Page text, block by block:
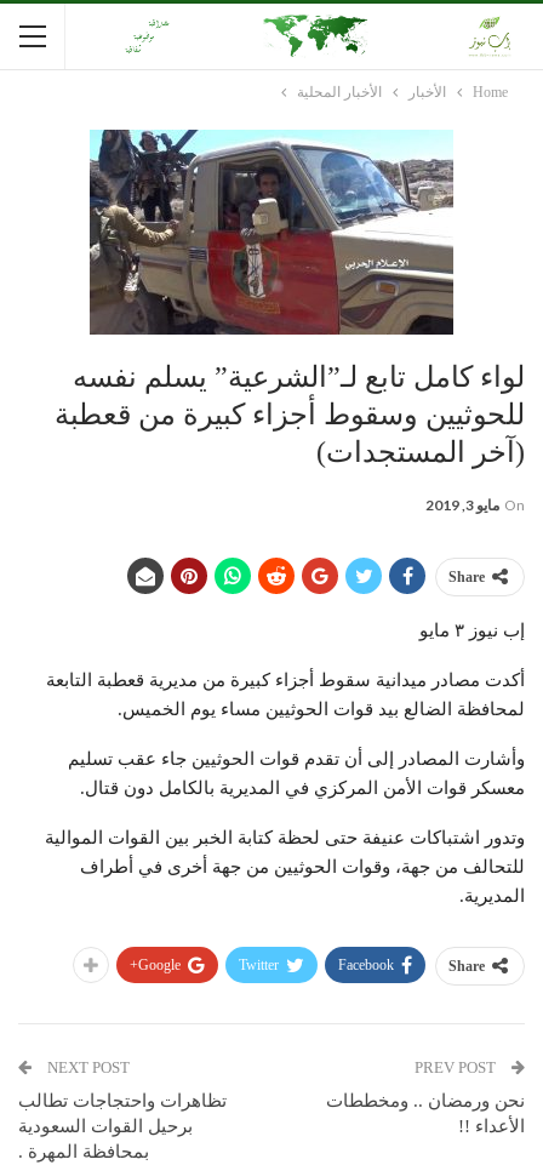
Home الأخبار الأخبار المحلية
لواء كامل تابع لـ”الشرعية” يسلم نفسه
للحوثيين وسقوط أجزاء كبيرة من قعطبة
(آخر المستجدات)
On مايو 3, 2019
Share
إب نيوز ٣ مايو
أكدت مصادر ميدانية سقوط أجزاء كبيرة من مديرية قعطبة التابعة
لمحافظة الضالع بيد قوات الحوثيين مساء يوم الخميس.
وأشارت المصادر إلى أن تقدم قوات الحوثيين جاء عقب تسليم
معسكر قوات الأمن المركزي في المديرية بالكامل دون قتال.
وتدور اشتباكات عنيفة حتى لحظة كتابة الخبر بين القوات الموالية
للتحالف من جهة، وقوات الحوثيين من جهة أخرى في أطراف
المديرية.
Share
Facebook
Twitter
Google+
نحن ورمضان .. ومخططات
الأعداء !!
NEXT POST
تظاهرات واحتجاجات تطالب
برحيل القوات السعودية
بمحافظة المهرة .